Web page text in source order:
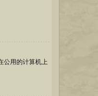
公用的计算机上